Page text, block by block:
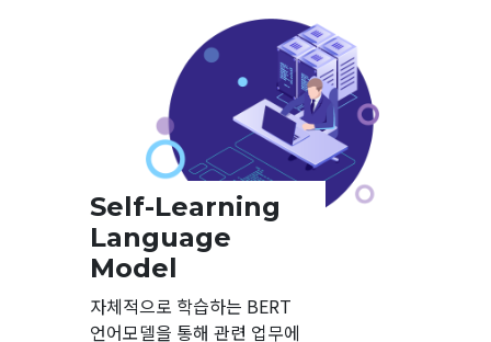
Self-Learning
Language
Model
자체적으로 학습하는 BERT
언어모델을 통해 관련 업무에